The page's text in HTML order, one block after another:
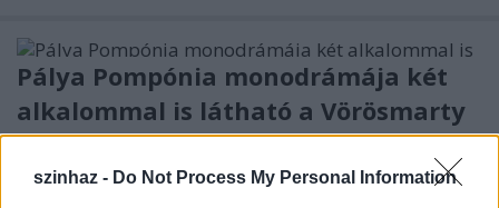
szinhaz - Do Not Process My Personal Information
Pálya Pompónia monodrámája két
alkalommal is látható a Vörösmarty
Színházban
TörökÁkos•2019. december 09.